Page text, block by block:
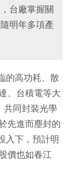
台廠掌握關
明年多項產
的高功耗、散
、台積電等大
共同封裝光學
先進而塵封的
入下，預計明
價也如春江